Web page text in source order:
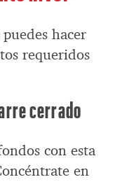
hacer
requeridos
cerrado
con esta
en